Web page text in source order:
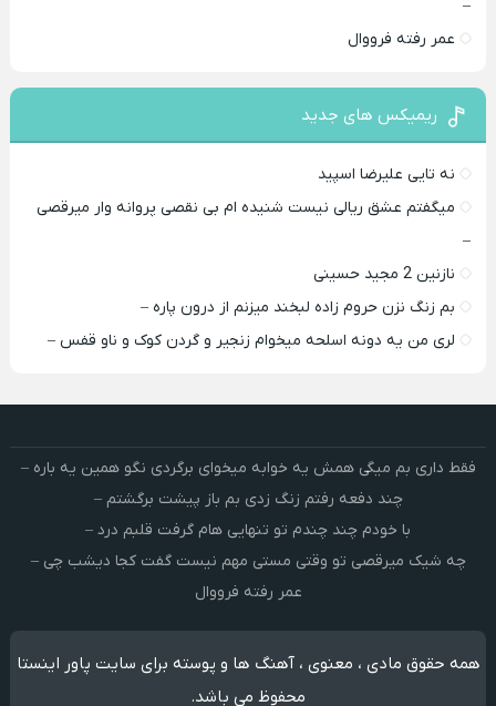
–
عمر رفته فرووال
ریمیکس های جدید
نه تایی علیرضا اسپید
میگفتم عشق ریالی نیست شنیده ام بی نقصی پروانه وار میرقصی
–
نازنین 2 مجید حسینی
بم زنگ نزن حروم زاده لبخند میزنم از درون پاره –
لری من یه دونه اسلحه میخوام زﻧﺠﻴﺮ و ﮔﺮدن ﻛﻮک و ﻧﺎو ﻗﻔﺲ –
فقط داری بم میگی همش یه خوابه میخوای برگردی نگو همین یه باره –
چند دفعه رفتم زنگ زدی بم باز پیشت برگشتم –
با خودم چند چندم تو تنهایی هام گرفت قلبم درد –
چه شیک میرقصی تو وقتی مستی مهم نیست گفت کجا دیشب چی –
عمر رفته فرووال
همه حقوق مادی ، معنوی ، آهنگ ها و پوسته برای سایت پاور اینستا
محفوظ می باشد.